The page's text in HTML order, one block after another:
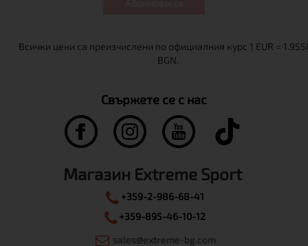
Свържете се с нас
Магазин Extreme Sport
+359-2-986-68-41
+359-895-46-10-12
sales@extreme-bg.com